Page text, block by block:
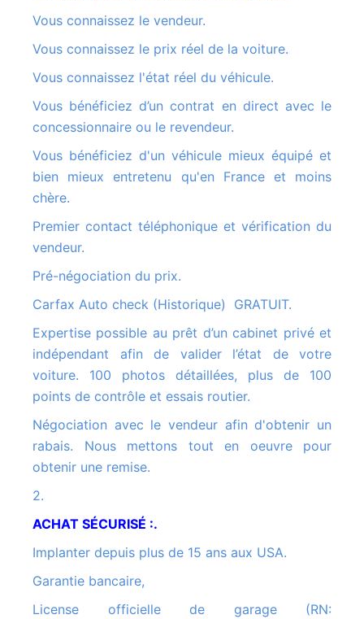
Vous connaissez le vendeur.
Vous connaissez le prix réel de la voiture.
Vous connaissez l'état réel du véhicule.
Vous bénéficiez d’un contrat en direct avec le
concessionnaire ou le revendeur.
Vous bénéficiez d'un véhicule mieux équipé et
bien mieux entretenu qu'en France et moins
chère.
Premier contact téléphonique et vérification du
vendeur.
Pré-négociation du prix.
Carfax Auto check (Historique) GRATUIT.
Expertise possible au prêt d’un cabinet privé et
indépendant afin de valider l’état de votre
voiture. 100 photos détaillées, plus de 100
points de contrôle et essais routier.
Négociation avec le vendeur afin d'obtenir un
rabais. Nous mettons tout en oeuvre pour
obtenir une remise.
2.
ACHAT SÉCURISÉ :.
Implanter depuis plus de 15 ans aux USA.
Garantie bancaire,
License officielle de garage (RN: